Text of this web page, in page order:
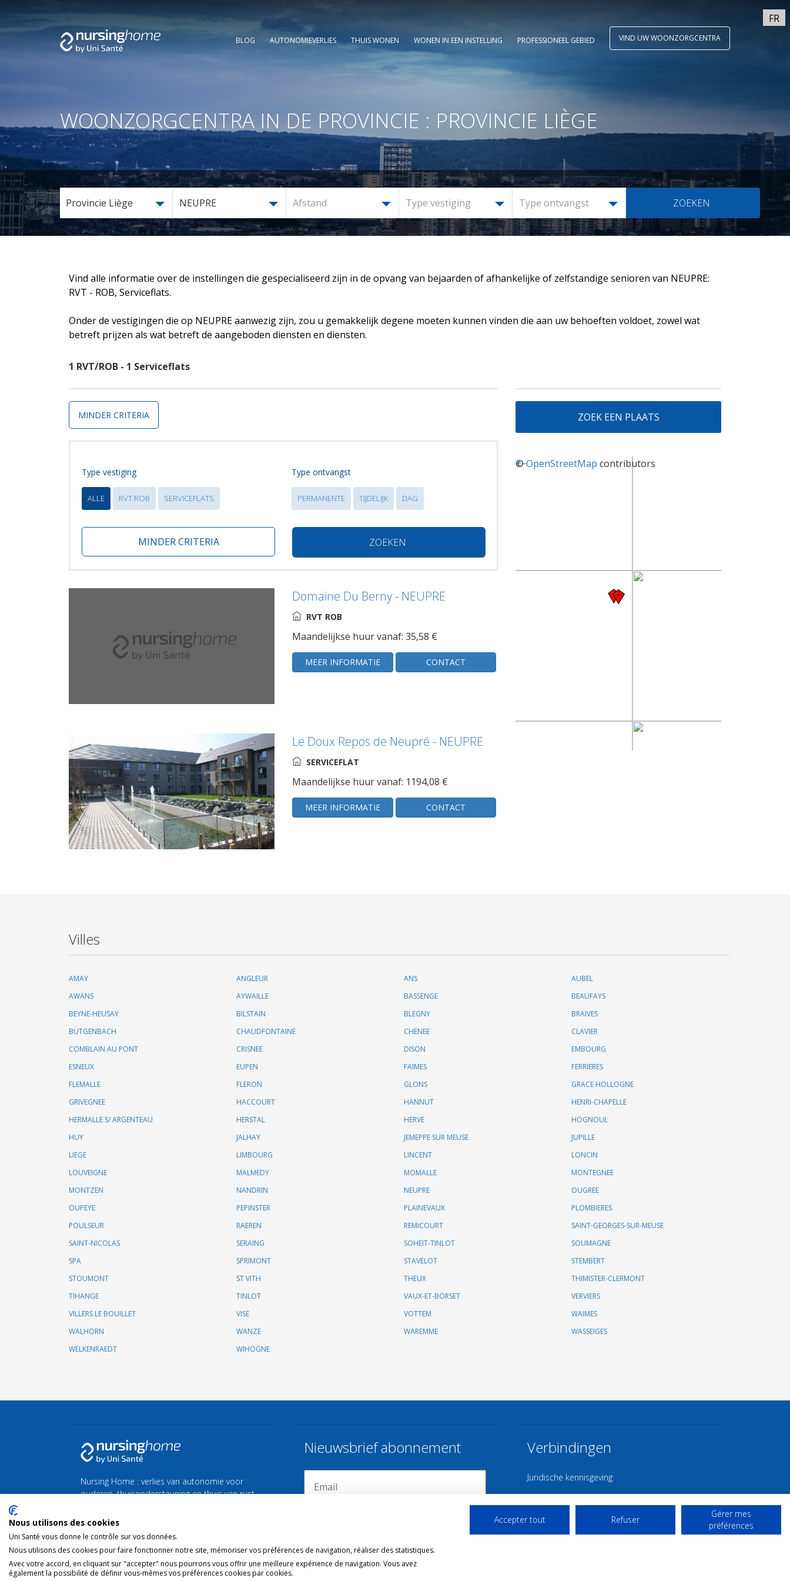
FR
BLOG AUTONOMIEVERLIES THUIS WONEN WONEN IN EEN INSTELLING PROFESSIONEEL GEBIED VIND UW WOONZORGCENTRA
WOONZORGCENTRA IN DE PROVINCIE : PROVINCIE LIÈGE
Provincie Liège NEUPRE Afstand Type vestiging Type ontvangst ZOEKEN
Vind alle informatie over de instellingen die gespecialiseerd zijn in de opvang van bejaarden of afhankelijke of zelfstandige senioren van NEUPRE:
RVT - ROB, Serviceflats.
Onder de vestigingen die op NEUPRE aanwezig zijn, zou u gemakkelijk degene moeten kunnen vinden die aan uw behoeften voldoet, zowel wat
betreft prijzen als wat betreft de aangeboden diensten en diensten.
1 RVT/ROB - 1 Serviceflats
MINDER CRITERIA
Type vestiging
ALLE RVT ROB SERVICEFLATS
Type ontvangst
PERMANENTE TIJDELIJK DAG
ZOEKEN
MINDER CRITERIA
Domaine Du Berny - NEUPRE
RVT ROB
Maandelijkse huur vanaf: 35,58 €
MEER INFORMATIE CONTACT
Le Doux Repos de Neupré - NEUPRE
SERVICEFLAT
Maandelijkse huur vanaf: 1194,08 €
MEER INFORMATIE CONTACT
ZOEK EEN PLAATS
+−
©OpenStreetMap contributors
Villes
AMAY ANGLEUR ANS
AUBEL
AWANS
AYWAILLE BASSENGE
BEAUFAYS
BEYNE-HEUSAY
BILSTAIN BLEGNY
BRAIVES
BÜTGENBACH
CHAUDFONTAINE CHENEE
CLAVIER
COMBLAIN AU PONT
CRISNEE DISON
EMBOURG
ESNEUX
EUPEN FAIMES
FERRIERES
FLEMALLE
FLERON GLONS
GRACE HOLLOGNE
GRIVEGNEE
HACCOURT HANNUT
HENRI-CHAPELLE
HERMALLE S/ ARGENTEAU
HERSTAL HERVE
HOGNOUL
HUY
JALHAY JEMEPPE SUR MEUSE
JUPILLE
LIEGE
LIMBOURG LINCENT
LONCIN
LOUVEIGNE
MALMEDY MOMALLE
MONTEGNEE
MONTZEN
NANDRIN NEUPRE
OUGREE
OUPEYE
PEPINSTER PLAINEVAUX
PLOMBIERES
POULSEUR
RAEREN REMICOURT
SAINT-GEORGES-SUR-MEUSE
SAINT-NICOLAS
SERAING SOHEIT-TINLOT
SOUMAGNE
SPA
SPRIMONT STAVELOT
STEMBERT
STOUMONT
ST VITH THEUX
THIMISTER-CLERMONT
TIHANGE
TINLOT VAUX-ET-BORSET
VERVIERS
VILLERS LE BOUILLET
VISE VOTTEM
WAIMES
WALHORN
WANZE WAREMME
WASSEIGES
WELKENRAEDT
WIHOGNE
Nous utilisons des cookies
Uni Santé vous donne le contrôle sur vos données.
Nous utilisons des cookies pour faire fonctionner notre site, mémoriser vos préférences de navigation, réaliser des statistiques.
Avec votre accord, en cliquant sur "accepter" nous pourrons vous offrir une meilleure expérience de navigation. Vous avez
également la possibilité de définir vous-mêmes vos préférences cookies par cookies.
Accepter tout Refuser
Gérer mes
préférences
Nursing Home : verlies van autonomie voor
ouderen, thuisondersteuning en thuis van rust
Vind al het nieuws over de zilveren economie en
de vergrijzing Silvereco.fr
Nieuwsbrief abonnement Verbindingen
Juridische kennisgeving
Contact
Gebruiksvoorwaarden